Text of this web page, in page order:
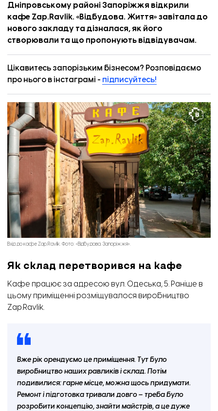
Дніпровському районі Запоріжжя відкрили
кафе Zap.Ravlik. «Відбудова. Життя» завітала до
нового закладу та дізналася, як його
створювали та що пропонують відвідувачам.
Цікавитесь запорізьким бізнесом? Розповідаємо
про нього в інстаграмі - підписуйтесь!
Вхід до кафе Zap.Ravlik. Фото: «Відбудова. Запоріжжя».
Як склад перетворився на кафе
Кафе працює за адресою вул. Одеська, 5. Раніше в
цьому приміщенні розміщувалося виробництво
Zap.Ravlik.
Вже рік орендуємо це приміщення. Тут було
виробництво наших равликів і склад. Потім
подивилися: гарне місце, можна щось придумати.
Ремонт і підготовка тривали довго – треба було
розробити концепцію, знайти майстрів, а це дуже